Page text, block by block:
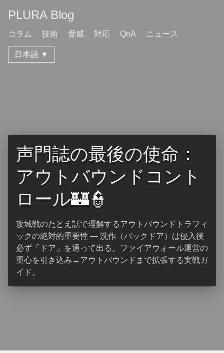
PLURA Blog
コラム 技術 脅威 対応 QnA ニュース
日本語 ▼
声門誌の最後の使命：
アウトバウンドコント
ロール🏰👮
攻城戦のたとえ話で理解するアウトバウンドトラフィ
ックの絶対的重要性 — 洗作（バックドア）は侵入後
必ず「ドア」を通って出る。ファイアウォール運営の
重心を引き込み→アウトバウンドまで拡張する実戦ガ
イド。